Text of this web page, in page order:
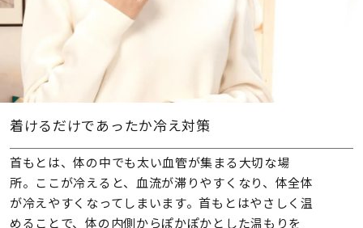
着けるだけであったか冷え対策
首もとは、体の中でも太い血管が集まる大切な場
所。ここが冷えると、血流が滞りやすくなり、体全体
が冷えやすくなってしまいます。首もとはやさしく温
めることで、体の内側からぽかぽかとした温もりを